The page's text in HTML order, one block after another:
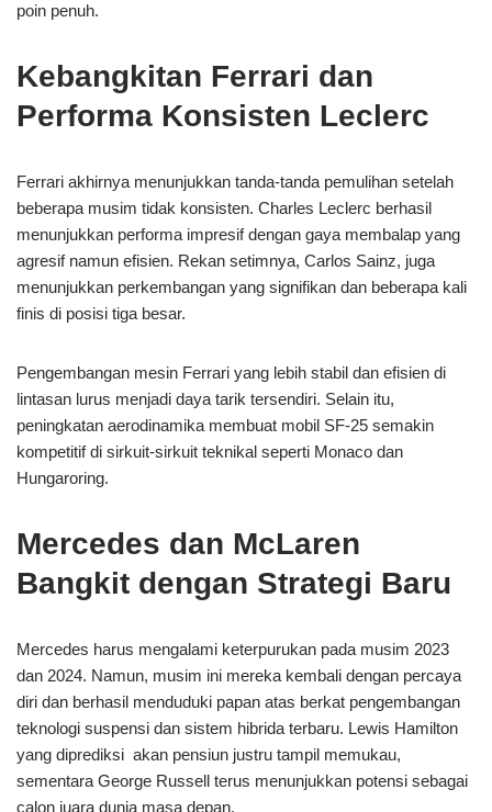
poin penuh.
Kebangkitan Ferrari dan
Performa Konsisten Leclerc
Ferrari akhirnya menunjukkan tanda-tanda pemulihan setelah
beberapa musim tidak konsisten. Charles Leclerc berhasil
menunjukkan performa impresif dengan gaya membalap yang
agresif namun efisien. Rekan setimnya, Carlos Sainz, juga
menunjukkan perkembangan yang signifikan dan beberapa kali
finis di posisi tiga besar.
Pengembangan mesin Ferrari yang lebih stabil dan efisien di
lintasan lurus menjadi daya tarik tersendiri. Selain itu,
peningkatan aerodinamika membuat mobil SF-25 semakin
kompetitif di sirkuit-sirkuit teknikal seperti Monaco dan
Hungaroring.
Mercedes dan McLaren
Bangkit dengan Strategi Baru
Mercedes harus mengalami keterpurukan pada musim 2023
dan 2024. Namun, musim ini mereka kembali dengan percaya
diri dan berhasil menduduki papan atas berkat pengembangan
teknologi suspensi dan sistem hibrida terbaru. Lewis Hamilton
yang diprediksi akan pensiun justru tampil memukau,
sementara George Russell terus menunjukkan potensi sebagai
calon juara dunia masa depan.